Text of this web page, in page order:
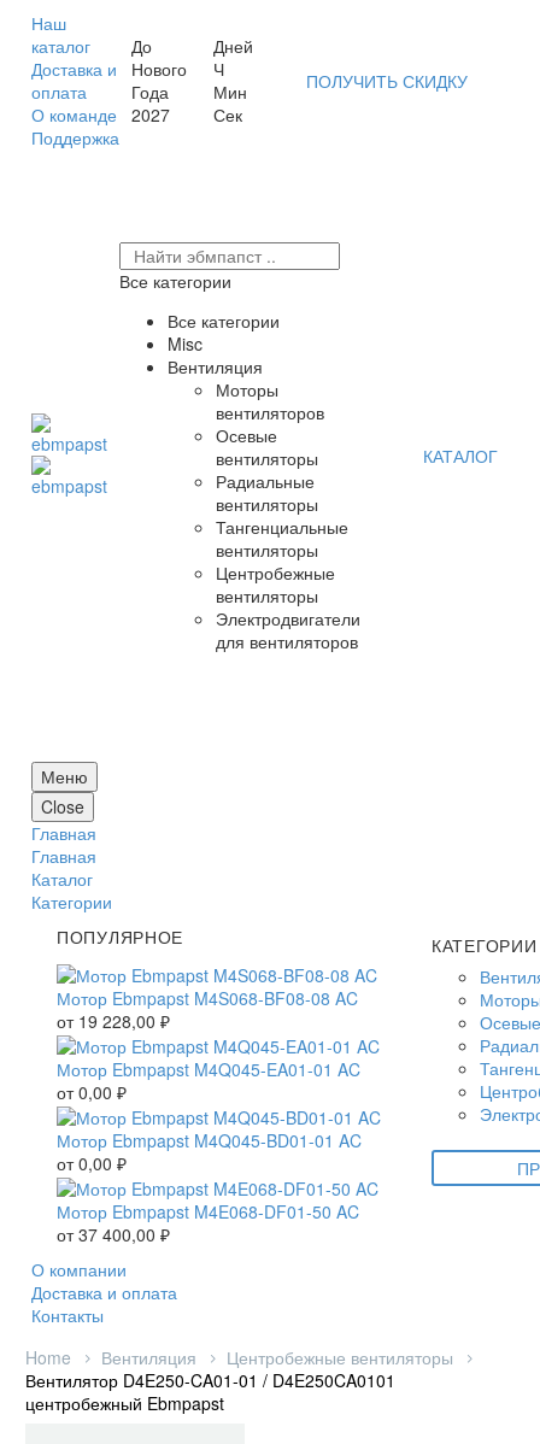
Наш
каталог
Доставка и
оплата
О команде
Поддержка
До
Нового
Года
2027
Дней
Ч
Мин
Сек
ПОЛУЧИТЬ СКИДКУ
Все категории
Все категории
Misc
Вентиляция
Моторы
вентиляторов
Осевые
вентиляторы
Радиальные
вентиляторы
Тангенциальные
вентиляторы
Центробежные
вентиляторы
Электродвигатели
для вентиляторов
КАТАЛОГ
Меню
Close
Главная
Главная
Каталог
Категории
ПОПУЛЯРНОЕ
Мотор Ebmpapst M4S068-BF08-08 AC
от 19 228,00 ₽
Мотор Ebmpapst M4Q045-EA01-01 AC
от0,00 ₽
Мотор Ebmpapst M4Q045-BD01-01 AC
от0,00 ₽
Мотор Ebmpapst M4E068-DF01-50 AC
от37 400,00 ₽
КАТЕГОРИИ
О компании
Доставка и оплата
Контакты
Home
Вентиляция
Центробежные вентиляторы
Вентилятор D4E250-CA01-01 / D4E250CA0101
центробежный Ebmpapst